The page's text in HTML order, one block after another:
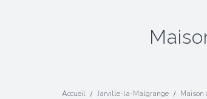
Accueil Jarville-la-Malgrange Maison